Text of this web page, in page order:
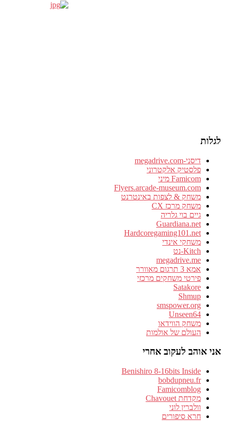
לגלות
דיסני-megadrive.com
פלסטיק אלקטרוני
Famicom מיני
Flyers.arcade-museum.com
משחק & לצפות באינטרנט
משחק מרכז CX
גיים בוי גלריה
Guardiana.net
Hardcoregaming101.net
משחקי אינדי
Kitch-נט
megadrive.me
אמא 3 תרגום מאוורר
פירטי משחקים מרכזי
Satakore
Shmup
smspower.org
Unseen64
משחק הווידאו
העולם של אולמות
אני אוהב לעקוב אחרי
Benishiro 8-16bits Inside
bobdupneu.fr
Famicomblog
מקדחת Chavouet
וולברין לוני
חרא סיפורים